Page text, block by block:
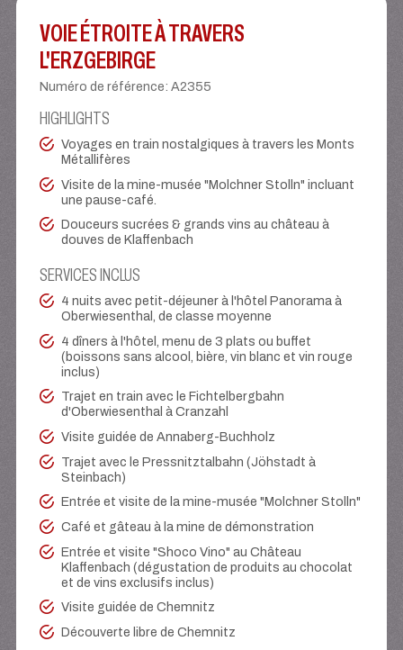
VOIE ÉTROITE À TRAVERS
L'ERZGEBIRGE
Numéro de référence:A2355
HIGHLIGHTS
Voyages en train nostalgiques à travers les Monts
Métallifères
Visite de la mine-musée "Molchner Stolln" incluant
une pause-café.
Douceurs sucrées & grands vins au château à
douves de Klaffenbach
SERVICES INCLUS
4 nuits avec petit-déjeuner à l'hôtel Panorama à
Oberwiesenthal, de classe moyenne
4 dîners à l'hôtel, menu de 3 plats ou buffet
(boissons sans alcool, bière, vin blanc et vin rouge
inclus)
Trajet en train avec le Fichtelbergbahn
d'Oberwiesenthal à Cranzahl
Visite guidée de Annaberg-Buchholz
Trajet avec le Pressnitztalbahn (Jöhstadt à
Steinbach)
Entrée et visite de la mine-musée "Molchner Stolln"
Café et gâteau à la mine de démonstration
Entrée et visite "Shoco Vino" au Château
Klaffenbach (dégustation de produits au chocolat
et de vins exclusifs inclus)
Visite guidée de Chemnitz
Découverte libre de Chemnitz